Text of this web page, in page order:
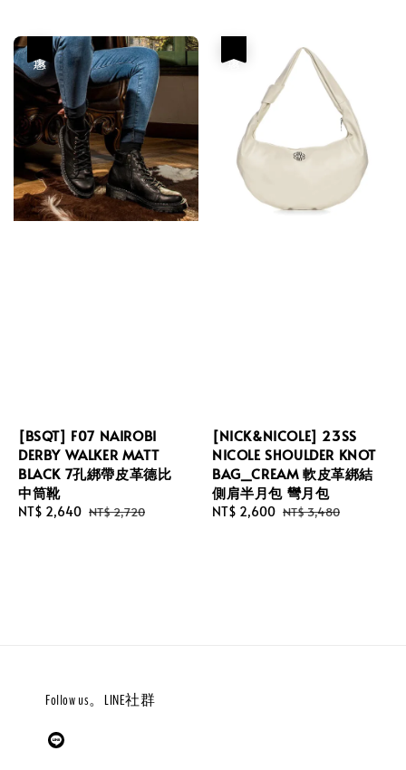
[BSQT] F07 NAIROBI
DERBY WALKER MATT
BLACK 7孔綁帶皮革德比
中筒靴
Sale
NT$ 2,640 Regular
NT$ 2,720
[NICK&NICOLE] 23SS
NICOLE SHOULDER KNOT
BAG_CREAM 軟皮革綁結
側肩半月包 彎月包
Sale
NT$ 2,600 Regular
NT$ 3,480
Follow us。LINE社群